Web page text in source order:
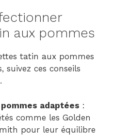
aux pommes
tatin aux pommes
suivez ces conseils
adaptées :
comme les Golden
pour leur équilibre